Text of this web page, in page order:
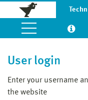
User login
Enter your username
the website